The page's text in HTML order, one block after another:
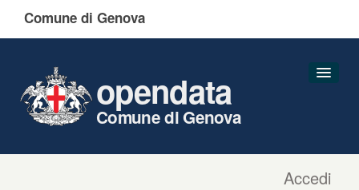
Comune di Genova
Accedi
opendata
Comune di Genova